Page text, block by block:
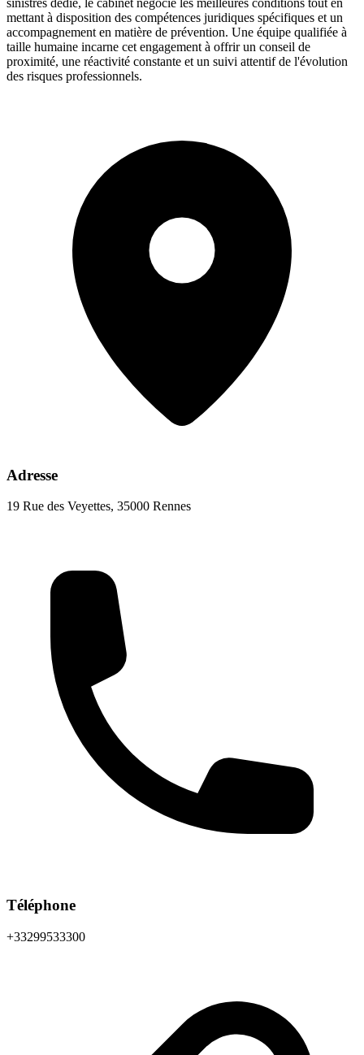
mettant à disposition des compétences juridiques spécifiques et un
accompagnement en matière de prévention. Une équipe qualifiée à
taille humaine incarne cet engagement à offrir un conseil de
proximité, une réactivité constante et un suivi attentif de l'évolution
des risques professionnels.
Adresse
19 Rue des Veyettes, 35000 Rennes
Téléphone
+33299533300